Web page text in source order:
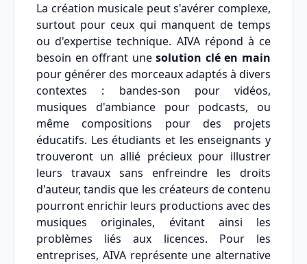
La création musicale peut s'avérer complexe,
surtout pour ceux qui manquent de temps
ou d'expertise technique. AIVA répond à ce
besoin en offrant unesolution clé en main
pour générer des morceaux adaptés à divers
contextes : bandes-son pour vidéos,
musiques d'ambiance pour podcasts, ou
même compositions pour des projets
éducatifs. Les étudiants et les enseignants y
trouveront un allié précieux pour illustrer
leurs travaux sans enfreindre les droits
d'auteur, tandis que les créateurs de contenu
pourront enrichir leurs productions avec des
musiques originales, évitant ainsi les
problèmes liés aux licences. Pour les
entreprises, AIVA représente une alternative